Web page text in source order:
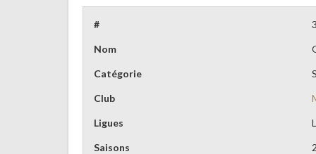
#
Nom
Catégorie
Club
Ligues
Saisons